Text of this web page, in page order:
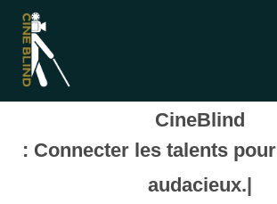
CineBlind
: Connecter les talents
audacieux.